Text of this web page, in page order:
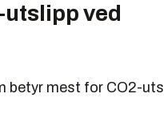
utslipp ved
betyr mest for CO2-